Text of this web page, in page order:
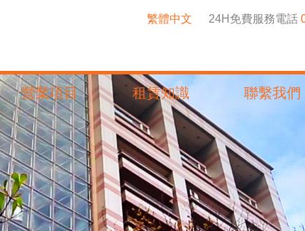
繁體中文 24H免費服務電話
營業項目 租賃知識 聯繫我們